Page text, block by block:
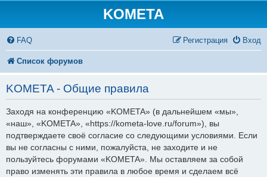
KOMETA
FAQ Вход
Регистрация
Список форумов
KOMETA - Общие правила
Заходя на конференцию «KOMETA» (в дальнейшем «мы»,
«наш», «KOMETA», «https://kometa-love.ru/forum»), вы
подтверждаете своё согласие со следующими условиями. Если
вы не согласны с ними, пожалуйста, не заходите и не
пользуйтесь форумами «KOMETA». Мы оставляем за собой
право изменять эти правила в любое время и сделаем всё